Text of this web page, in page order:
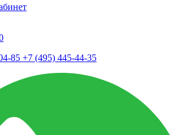
85 +7 (495) 445-44-35